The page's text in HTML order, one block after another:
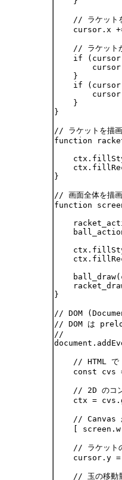
// ラケット
cursor.x
// ラケット
if
    }
if
    }
}
// ラケットを描画
function
}
// 画面全体を描画
function
}
// DOM
// DOM は
//
// HTML で
const cvs
// 2D のコン
ctx =
// Canvas
[
// ラケット
cursor.y
// 玉の移動